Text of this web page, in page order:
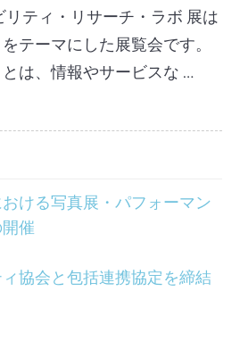
ティ・リサーチ・ラボ 展は
テーマにした展覧会です。
は、情報やサービスな …
ける写真展・パフォーマン
催
協会と包括連携協定を締結